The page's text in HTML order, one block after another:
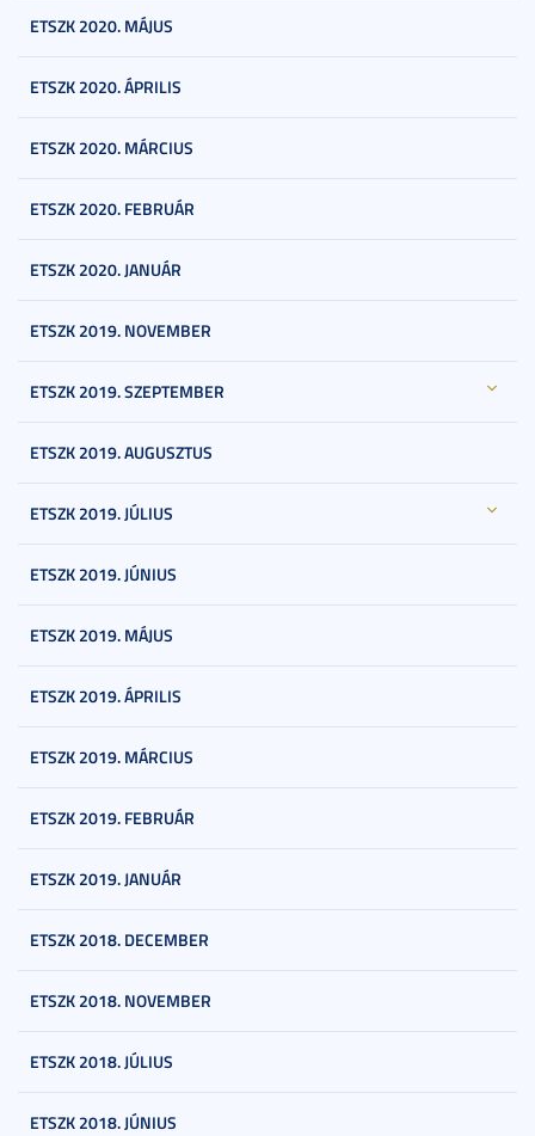
ETSZK 2020. MÁJUS
ETSZK 2020. ÁPRILIS
ETSZK 2020. MÁRCIUS
ETSZK 2020. FEBRUÁR
ETSZK 2020. JANUÁR
ETSZK 2019. NOVEMBER
ETSZK 2019. SZEPTEMBER
ETSZK 2019. AUGUSZTUS
ETSZK 2019. JÚLIUS
ETSZK 2019. JÚNIUS
ETSZK 2019. MÁJUS
ETSZK 2019. ÁPRILIS
ETSZK 2019. MÁRCIUS
ETSZK 2019. FEBRUÁR
ETSZK 2019. JANUÁR
ETSZK 2018. DECEMBER
ETSZK 2018. NOVEMBER
ETSZK 2018. JÚLIUS
ETSZK 2018. JÚNIUS